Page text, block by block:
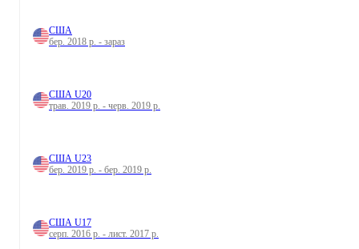
США
бер. 2018 р. - зараз
США U20
трав. 2019 р. - черв. 2019 р.
США U23
бер. 2019 р. - бер. 2019 р.
США U17
серп. 2016 р. - лист. 2017 р.